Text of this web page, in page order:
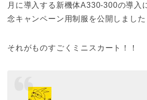
月に導入する新機体A330-300の導入
念キャンペーン用制服を公開しました
それがものすごくミニスカート！！